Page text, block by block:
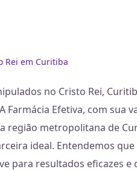
Rei em Curitiba
no Cristo Rei,
Farmácia Efetiva, com sua
região metropolitana de
ideal. Entendemos que
para resultados eficazes